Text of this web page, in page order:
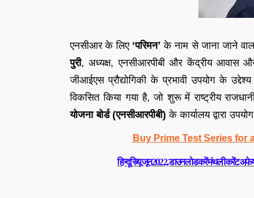
एनसीआर के लिए ‘परिमन’ के नाम से जाना जाने
पुरी, अध्यक्ष, एनसीआरपीबी और केंद्रीय आवास
जीआईएस प्रौद्योगिकी के प्रभावी उपयोग के
विकसित किया गया है, जो शुरू में राष्ट्रीय
योजना बोर्ड (एनसीआरपीबी)के कार्यालय द्वारा
Buy Prime Test Series for
हिन्दू रिव्यू जून 2022, डाउनलोड करें मंथली करेंट